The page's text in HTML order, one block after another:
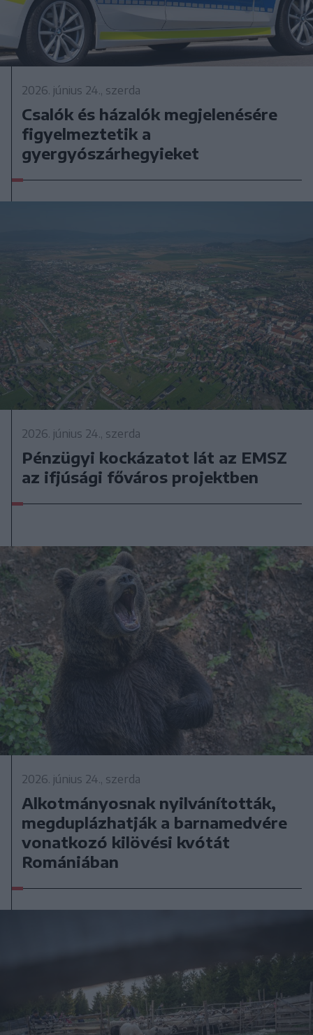
2026. június 24., szerda
Csalók és házalók megjelenésére
figyelmeztetik a
gyergyószárhegyieket
2026. június 24., szerda
Pénzügyi kockázatot lát az EMSZ
az ifjúsági főváros projektben
2026. június 24., szerda
Alkotmányosnak nyilvánították,
megduplázhatják a barnamedvére
vonatkozó kilövési kvótát
Romániában